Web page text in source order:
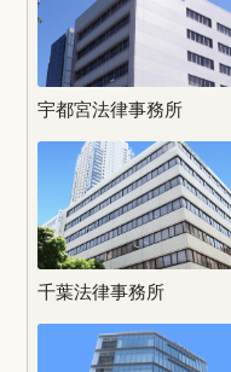
監護者指定｜子供と一緒に暮らしたい方へ
養育費の減額は拒否できるのか
養育費の減額請求は可能？認められるケースや方法を解説
再婚したら養育費の支払い義務はどうなる？減額・免除されるケースとは
なぜ養育費は公正証書で残すべきなのか？メリットや作り方など
親子交流（面会交流）を拒否したらどうなる？拒否するための正当な理由とは？
【養育費】法律上の支払い義務について｜払わないとどうなるのか
宇都宮法律事務所
千葉法律事務所